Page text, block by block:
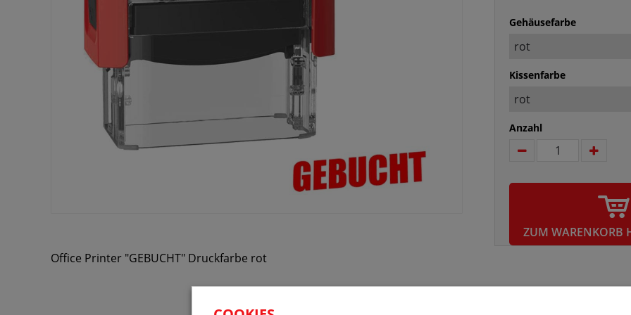
Gehäusefarbe
Kissenfarbe
Anzahl
ZUM WARENKORB
Office Printer "GEBUCHT" Druckfarbe rot